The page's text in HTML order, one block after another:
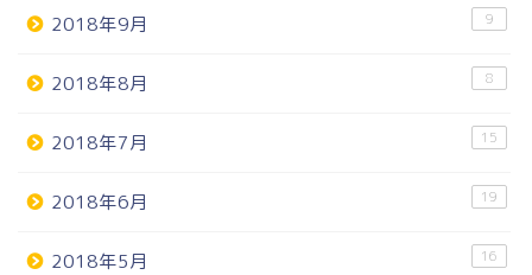
2018年9月 9
2018年8月 8
2018年7月 15
2018年6月 19
2018年5月 16